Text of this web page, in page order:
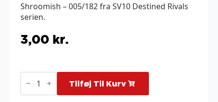
Shroomish – 005/182 fra SV10 Destined Rivals
serien.
3,00 kr.
Shroomish
antal
Tilføj Til Kurv